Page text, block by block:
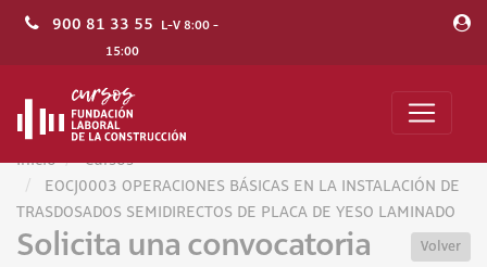
900 81 33 55 L-V 8:00 -
15:00
Inicio
Cursos
EOCJ0003 OPERACIONES BÁSICAS EN LA INSTALACIÓN DE
TRASDOSADOS SEMIDIRECTOS DE PLACA DE YESO LAMINADO
Solicita una convocatoria Volver